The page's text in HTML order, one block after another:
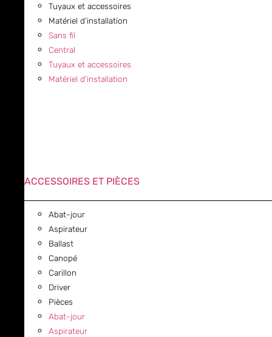
Tuyaux et accessoires
Matériel d’installation
Sans fil
Central
Tuyaux et accessoires
Matériel d’installation
ACCESSOIRES ET PIÈCES
Abat-jour
Aspirateur
Ballast
Canopé
Carillon
Driver
Pièces
Abat-jour
Aspirateur